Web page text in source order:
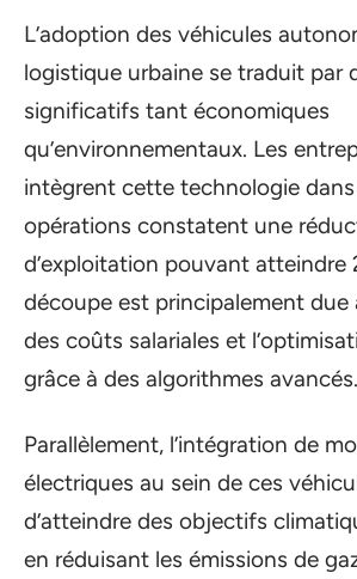
L’adoption des véhicules
logistique urbaine se traduit par
significatifs tant économiques
qu’environnementaux. Les
intègrent cette technologie dans
opérations constatent une
d’exploitation pouvant atteindre
découpe est principalement due
des coûts salariales et
grâce à des algorithmes avancés.
Parallèlement, l’intégration de
électriques au sein de ces
d’atteindre des objectifs
en réduisant les émissions de